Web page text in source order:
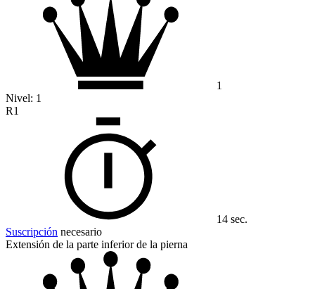
1
Nivel: 1
R1
14 sec.
Suscripción necesario
Extensión de la parte inferior de la pierna